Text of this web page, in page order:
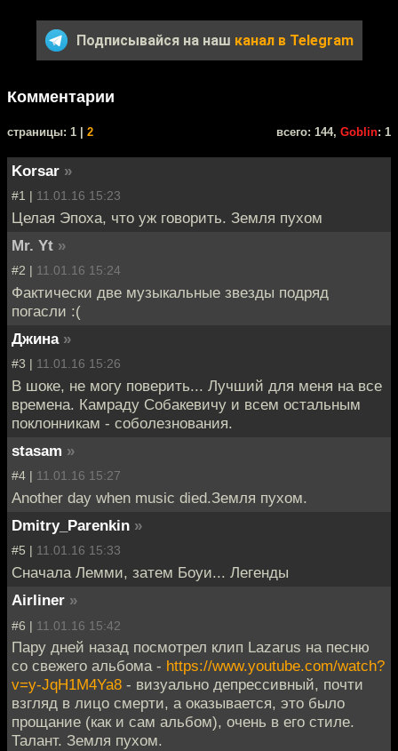
Подписывайся на наш канал в Telegram
Комментарии
cтраницы: 1 | 2 всего: 144, Goblin: 1
Korsar »
#1 | 11.01.16 15:23
Целая Эпоха, что уж говорить. Земля пухом
Mr. Yt »
#2 | 11.01.16 15:24
Фактически две музыкальные звезды подряд
погасли :(
Джина »
#3 | 11.01.16 15:26
В шоке, не могу поверить... Лучший для меня на все
времена. Камраду Собакевичу и всем остальным
поклонникам - соболезнования.
stasam »
#4 | 11.01.16 15:27
Another day when music died.Земля пухом.
Dmitry_Parenkin »
#5 | 11.01.16 15:33
Сначала Лемми, затем Боуи... Легенды
Airliner »
#6 | 11.01.16 15:42
Пару дней назад посмотрел клип Lazarus на песню
со свежего альбома - https://www.youtube.com/watch?
v=y-JqH1M4Ya8 - визуально депрессивный, почти
взгляд в лицо смерти, а оказывается, это было
прощание (как и сам альбом), очень в его стиле.
Талант. Земля пухом.